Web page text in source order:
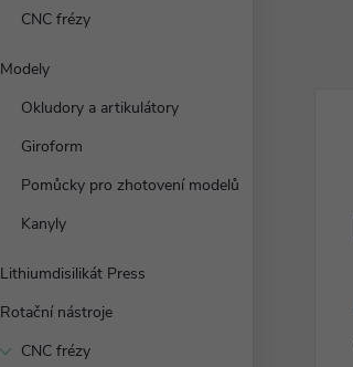
CNC frézy
Modely
Okludory a artikulátory
Giroform
Pomůcky pro zhotovení modelů
Kanyly
Lithiumdisilikát Press
Rotační nástroje
CNC frézy